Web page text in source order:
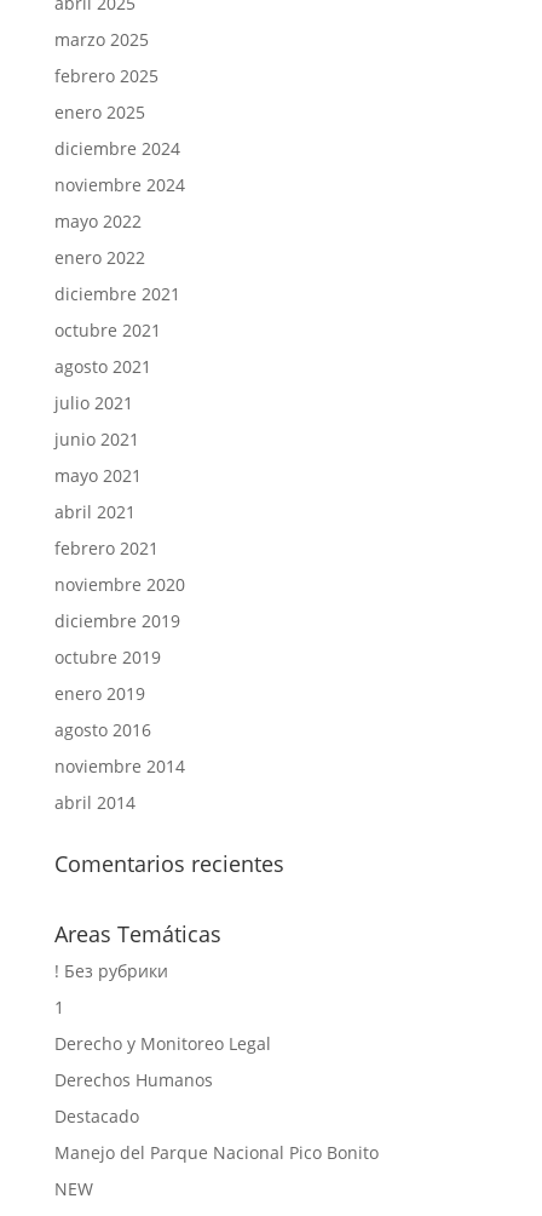
marzo 2025
febrero 2025
enero 2025
diciembre 2024
noviembre 2024
mayo 2022
enero 2022
diciembre 2021
octubre 2021
agosto 2021
julio 2021
junio 2021
mayo 2021
abril 2021
febrero 2021
noviembre 2020
diciembre 2019
octubre 2019
enero 2019
agosto 2016
noviembre 2014
abril 2014
Comentarios recientes
Areas Temáticas
! Без рубрики
1
Derecho y Monitoreo Legal
Derechos Humanos
Destacado
Manejo del Parque Nacional Pico Bonito
NEW